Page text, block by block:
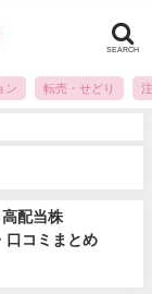
SEARCH
ン 転売・せどり
配当株
口コミまとめ